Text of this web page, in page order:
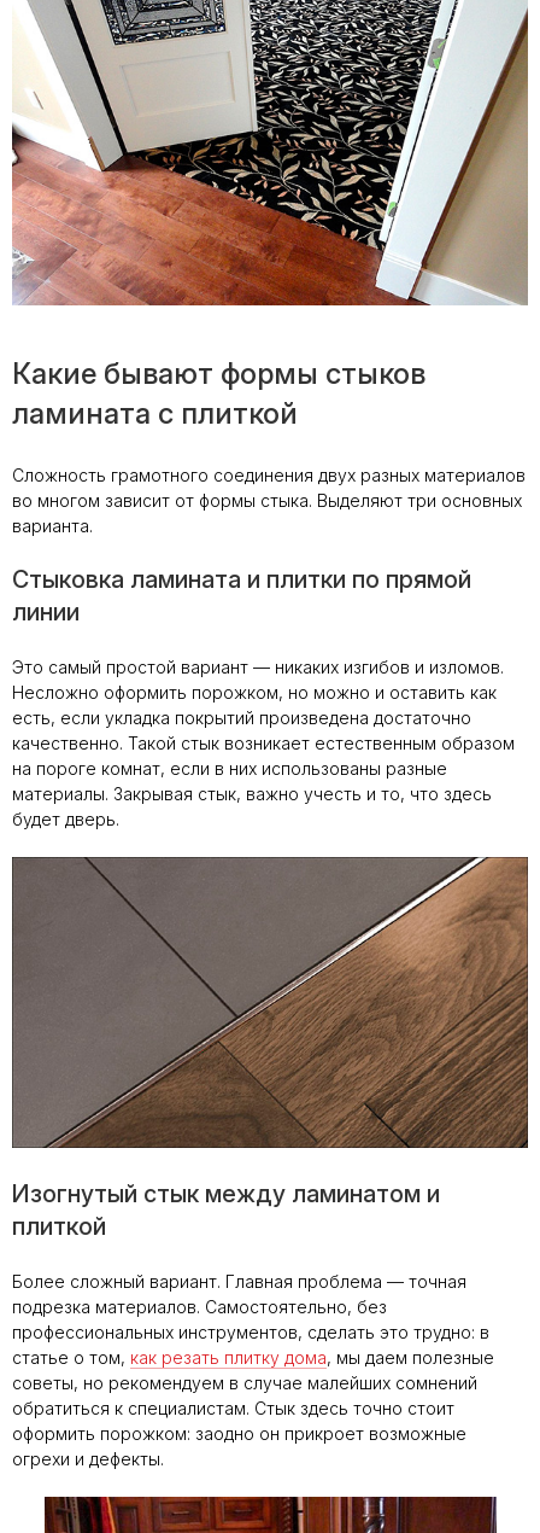
Какие бывают формы стыков
ламината с плиткой
Сложность грамотного соединения двух разных материалов
во многом зависит от формы стыка. Выделяют три основных
варианта.
Стыковка ламината и плитки по прямой
линии
Это самый простой вариант — никаких изгибов и изломов.
Несложно оформить порожком, но можно и оставить как
есть, если укладка покрытий произведена достаточно
качественно. Такой стык возникает естественным образом
на пороге комнат, если в них использованы разные
материалы. Закрывая стык, важно учесть и то, что здесь
будет дверь.
Изогнутый стык между ламинатом и
плиткой
Более сложный вариант. Главная проблема — точная
подрезка материалов. Самостоятельно, без
профессиональных инструментов, сделать это трудно: в
статье о том, как резать плитку дома, мы даем полезные
советы, но рекомендуем в случае малейших сомнений
обратиться к специалистам. Стык здесь точно стоит
оформить порожком: заодно он прикроет возможные
огрехи и дефекты.